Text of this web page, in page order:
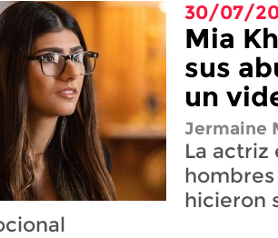
30/07/
Mia
sus
un
Jermaine
La actriz
hombres
hicieron